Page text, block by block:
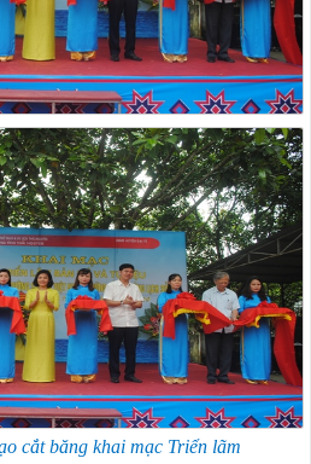
cắt băng khai mạc Triển lãm